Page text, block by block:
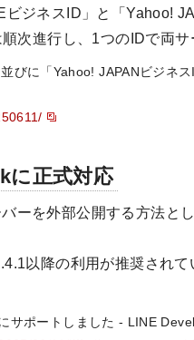
ジネスID」と「Yahoo!
次進行し、1つのIDで両
びに「Yahoo! JAPANビジネ
に正式対応
ーを外部公開する方法と
以降の利用が推奨され
サポートしました - LINE